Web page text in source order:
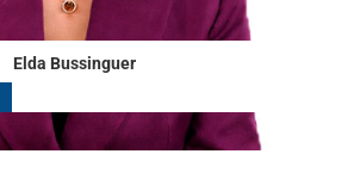
Elda Bussinguer